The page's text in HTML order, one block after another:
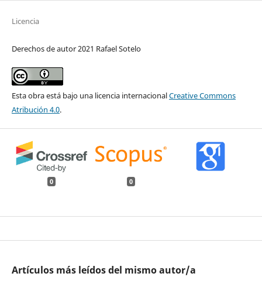
Licencia
Derechos de autor 2021 Rafael Sotelo
Esta obra está bajo una licencia internacionalCreative Commons
Atribución 4.0.
0 0
Artículos más leídos del mismo autor/a